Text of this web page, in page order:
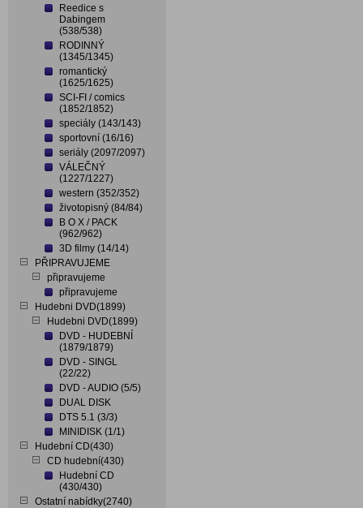
Reedice s
Dabingem
(538/538)
RODINNÝ
(1345/1345)
romantický
(1625/1625)
SCI-FI / comics
(1852/1852)
speciály (143/143)
sportovní (16/16)
seriály (2097/2097)
VÁLEČNÝ
(1227/1227)
western (352/352)
životopisný (84/84)
B O X / PACK
(962/962)
3D filmy (14/14)
PŘIPRAVUJEME
připravujeme
připravujeme
Hudebni DVD(1899)
Hudebni DVD(1899)
DVD - HUDEBNÍ
(1879/1879)
DVD - SINGL
(22/22)
DVD - AUDIO (5/5)
DUAL DISK
DTS 5.1 (3/3)
MINIDISK (1/1)
Hudební CD(430)
CD hudební(430)
Hudební CD
(430/430)
Ostatní nabídky(2740)